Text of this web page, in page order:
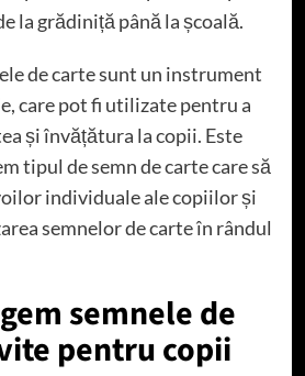
la grădiniță până la școală.
de carte sunt un instrument
care pot fi utilizate pentru a
și învățătura la copii. Este
tipul de semn de carte care să
individuale ale copiilor și
semnelor de carte în rândul
semnele de
pentru copii